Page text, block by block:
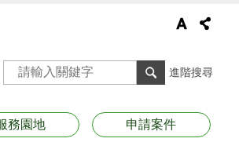
進階搜尋
務園地 申請案件